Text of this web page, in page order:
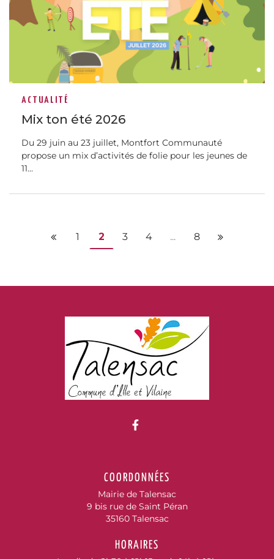
ACTUALITÉ
Mix ton été 2026
Du 29 juin au 23 juillet, Montfort Communauté
propose un mix d’activités de folie pour les jeunes de
11...
Page précédente
1 2 3 4 ... 8
Page
Lien vers le compte
COORDONNÉES
Mairie de Talensac
9 bis rue de Saint Péran
35160 Talensac
HORAIRES